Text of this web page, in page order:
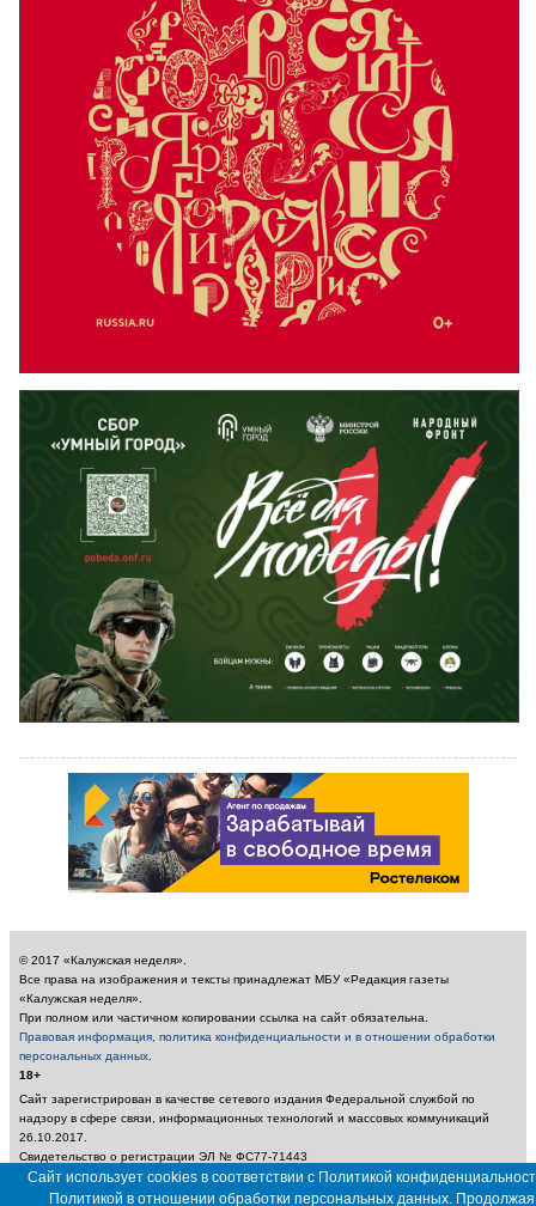
© 2017 «Калужская неделя».
Все права на изображения и тексты принадлежат МБУ «Редакция газеты
«Калужская неделя».
При полном или частичном копировании ссылка на сайт обязательна.
Правовая информация, политика конфиденциальности и в отношении обработки
персональных данных
18+
Сайт зарегистрирован в качестве сетевого издания Федеральной службой по
надзору в сфере связи, информационных технологий и массовых коммуникаций
26.10.2017.
Свидетельство о регистрации ЭЛ № ФС77-71443
Учредитель: Муниципальное бюджетное учреждение «Редакция газеты «Калужская
неделя»
Сайт использует cookies в соответствии с Политикой
Политикой в отношении обработки персональных данных. Продолжая